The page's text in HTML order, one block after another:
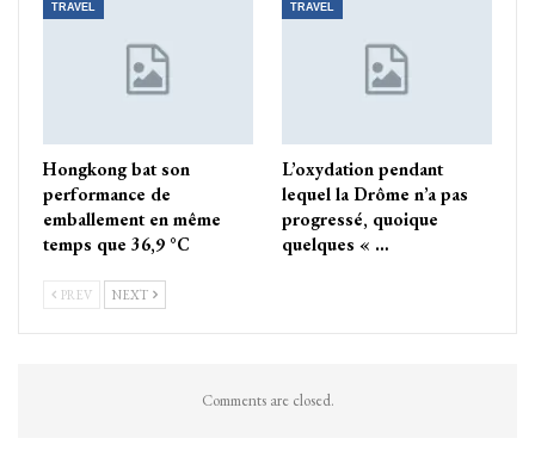
TRAVEL
Hongkong bat son
performance de
emballement en même
temps que 36,9 °C
TRAVEL
L’oxydation pendant
lequel la Drôme n’a pas
progressé, quoique
quelques « …
PREV NEXT
Comments are closed.